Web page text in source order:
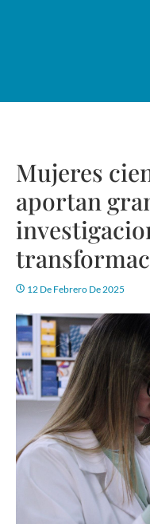
Mujeres
aportan
12 De Febrero De 2025